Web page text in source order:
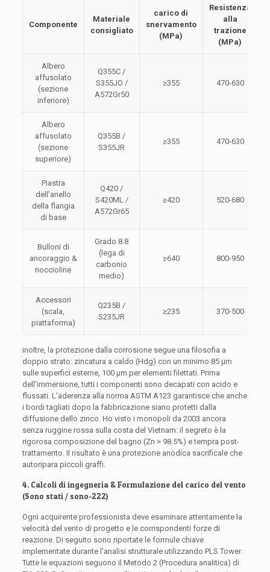
Componente
Materiale
consigliato
carico di
snervamento
(MPa)
Resistenza
alla
trazione
(MPa)
Albero
affusolato
(sezione
inferiore)
Q355C /
S355JO /
A572Gr50
≥355 470-630
Albero
affusolato
(sezione
superiore)
Q355B /
S355JR
≥355 470-630
Piastra
dell'anello
della flangia
di base
Q420 /
S420ML /
A572Gr65
≥420 520-680
Bulloni di
ancoraggio &
noccioline
Grado 8.8
(lega di
carbonio
medio)
≥640 800-950
Accessori
(scala,
piattaforma)
Q235B /
S235JR
≥235 370-500
inoltre, la protezione dalla corrosione segue una filosofia a
doppio strato: zincatura a caldo (Hdg) con un minimo 85 μm
sulle superfici esterne, 100 μm per elementi filettati. Prima
dell'immersione, tutti i componenti sono decapati con acido e
flussati. L'aderenza alla norma ASTM A123 garantisce che anche
i bordi tagliati dopo la fabbricazione siano protetti dalla
diffusione dello zinco. Ho visto i monopoli da 2003 ancora
senza ruggine rossa sulla costa del Vietnam: il segreto è la
rigorosa composizione del bagno (Zn > 98.5%) e tempra post-
trattamento. Il risultato è una protezione anodica sacrificale che
autoripara piccoli graffi.
4. Calcoli di ingegneria & Formulazione del carico del vento
(Sono stati / sono-222)
Ogni acquirente professionista deve esaminare attentamente la
velocità del vento di progetto e le corrispondenti forze di
reazione. Di seguito sono riportate le formule chiave
implementate durante l'analisi strutturale utilizzando PLS Tower.
Tutte le equazioni seguono il Metodo 2 (Procedura analitica) di